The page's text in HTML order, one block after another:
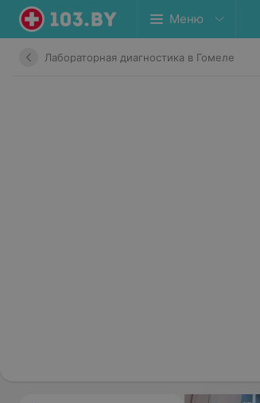
Меню
Лабораторная диагностика в Гомеле